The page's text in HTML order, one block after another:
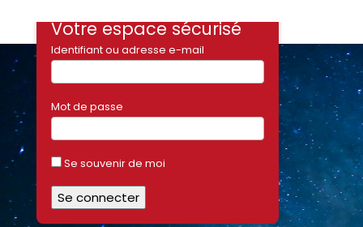
Votre espace sécurisé
Identifiant ou adresse e-mail
Mot de passe
Se souvenir de moi